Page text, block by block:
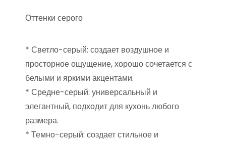
Оттенки серого
* Светло-серый: создает воздушное и
просторное ощущение, хорошо сочетается с
белыми и яркими акцентами.
* Средне-серый: универсальный и
элегантный, подходит для кухонь любого
размера.
* Темно-серый: создает стильное и